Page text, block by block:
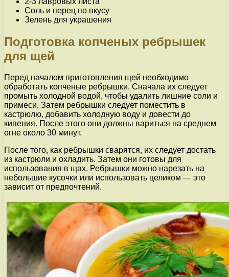
Соль и перец по вкусу
Зелень для украшения
Подготовка копченых ребрышек
для щей
Перед началом приготовления щей необходимо
обработать копченые ребрышки. Сначала их следует
промыть холодной водой, чтобы удалить лишние соли и
примеси. Затем ребрышки следует поместить в
кастрюлю, добавить холодную воду и довести до
кипения. После этого они должны вариться на среднем
огне около 30 минут.
После того, как ребрышки сварятся, их следует достать
из кастрюли и охладить. Затем они готовы для
использования в щах. Ребрышки можно нарезать на
небольшие кусочки или использовать целиком — это
зависит от предпочтений.